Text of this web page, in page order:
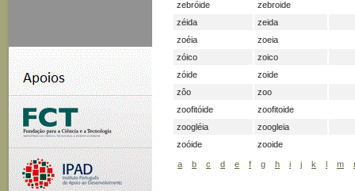
zebróide
zebroide
zéida
zeida
zoéia
zoeia
zóico
zoico
zóide
zoide
zôo
zoo
zoofitóide
zoofitoide
zoogléia
zoogleia
zoóide
zooide
a b c d e f g h i j k l m